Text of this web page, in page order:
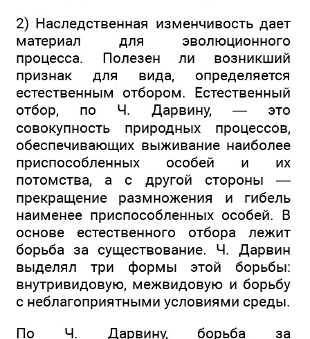
2) Наследственная изменчивость дает
материал для эволюционного
процесса. Полезен ли возникший
признак для вида, определяется
естественным отбором. Естественный
отбор, по Ч. Дарвину, — это
совокупность природных процессов,
обеспечивающих выживание наиболее
приспособленных особей и их
потомства, а с другой стороны —
прекращение размножения и гибель
наименее приспособленных особей. В
основе естественного отбора лежит
борьба за существование. Ч. Дарвин
выделял три формы этой борьбы:
внутривидовую, межвидовую и борьбу
с неблагоприятными условиями среды.
По Ч. Дарвину, борьба за